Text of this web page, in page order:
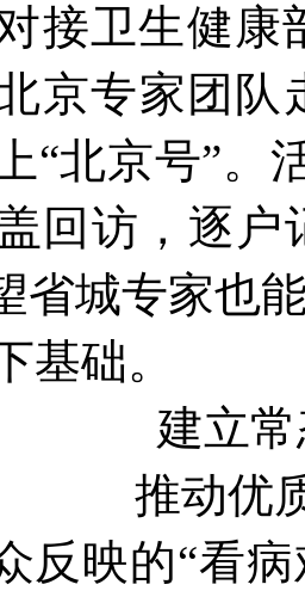
接卫生健
京专家团队
“北京号”。
回访，逐户
省城专家也
基础。
建立
推动优
反映的“看